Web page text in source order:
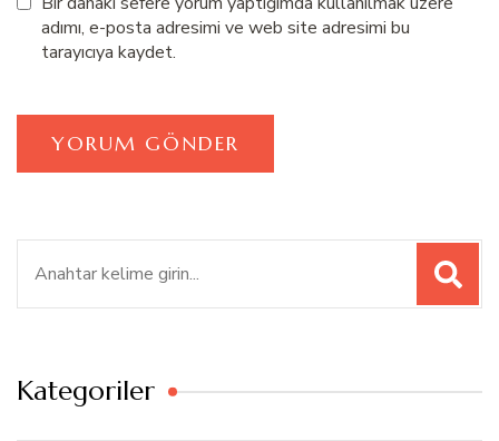
adımı, e-posta adresimi ve web site adresimi bu
tarayıcıya kaydet.
Kategoriler